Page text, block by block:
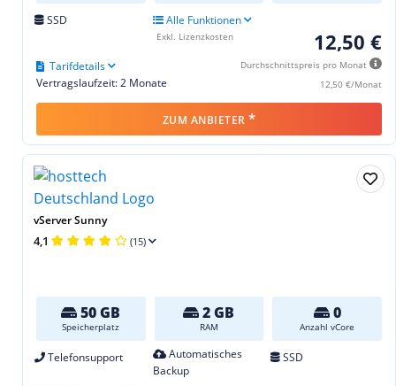
SSD Alle Funktionen
12,50 €
Durchschnittspreis pro Monat
12,50 €/Monat
Vertragslaufzeit: 2 Monate
Tarifdetails
Exkl. Lizenzkosten
ZUM ANBIETER *
vServer Sunny
4,1 (15)
50 GB
Speicherplatz
2 GB
RAM
0
Anzahl vCore
Telefonsupport
Automatisches
Backup
SSD